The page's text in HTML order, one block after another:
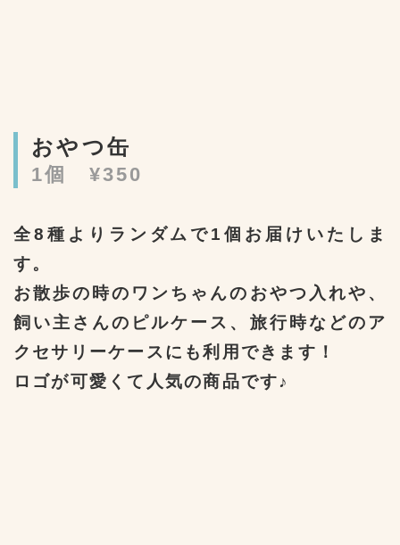
おやつ缶
1個 ¥350
全8種よりランダムで1個お届けいたしま
す。
お散歩の時のワンちゃんのおやつ入れや、
飼い主さんのピルケース、旅行時などのア
クセサリーケースにも利用できます！
ロゴが可愛くて人気の商品です♪